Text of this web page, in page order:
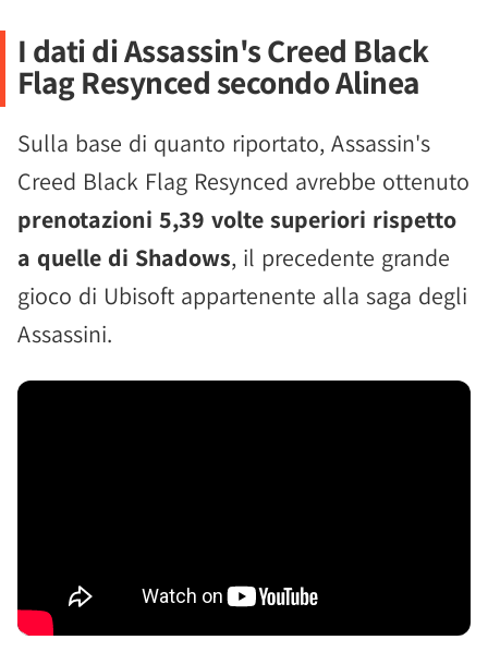
I dati di Assassin's Creed Black
Flag Resynced secondo Alinea
Sulla base di quanto riportato, Assassin's
Creed Black Flag Resynced avrebbe ottenuto
prenotazioni 5,39 volte superiori rispetto
a quelle di Shadows, il precedente grande
gioco di Ubisoft appartenente alla saga degli
Assassini.